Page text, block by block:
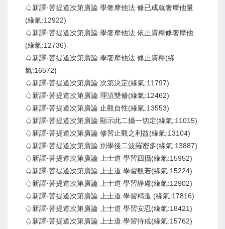
♤新譯·菩提道次第廣論 學奢摩他法 修已成就奢摩他量
(緣氣:12922)
♤新譯·菩提道次第廣論 學奢摩他法 依止資糧修奢摩他
(緣氣:12736)
♤新譯·菩提道次第廣論 學奢摩他法 修止資糧(緣
氣:16572)
♤新譯·菩提道次第廣論 次第決定(緣氣:11797)
♤新譯·菩提道次第廣論 理須雙修(緣氣:12462)
♤新譯·菩提道次第廣論 止觀自性(緣氣:13553)
♤新譯·菩提道次第廣論 顯示此二攝一切定(緣氣:11015)
♤新譯·菩提道次第廣論 修習止觀之利益(緣氣:13104)
♤新譯·菩提道次第廣論 別學後二波羅密多(緣氣:13887)
♤新譯·菩提道次第廣論 上士道 學習四攝(緣氣:15952)
♤新譯·菩提道次第廣論 上士道 學習般若(緣氣:15224)
♤新譯·菩提道次第廣論 上士道 學習靜慮(緣氣:12902)
♤新譯·菩提道次第廣論 上士道 學習精進 (緣氣:17816)
♤新譯·菩提道次第廣論 上士道 學習安忍(緣氣:18421)
♤新譯·菩提道次第廣論 上士道 學習持戒(緣氣:15762)